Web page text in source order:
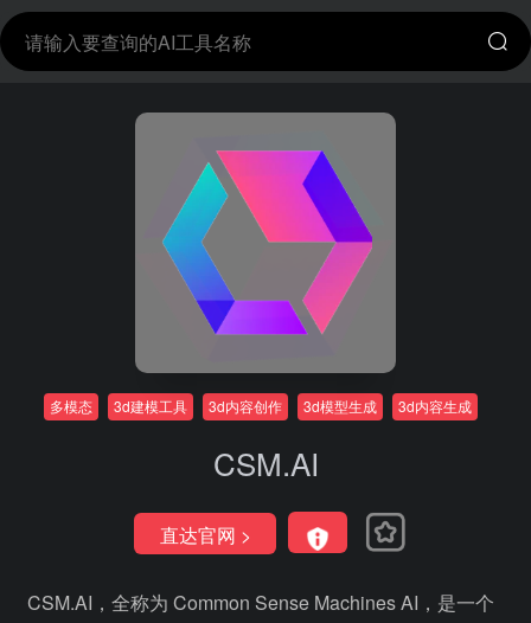
多模态 3d建模工具 3d内容创作 3d模型生成 3d内容生成
CSM.AI
直达官网 >
CSM.AI，全称为 Common Sense Machines AI，是一个